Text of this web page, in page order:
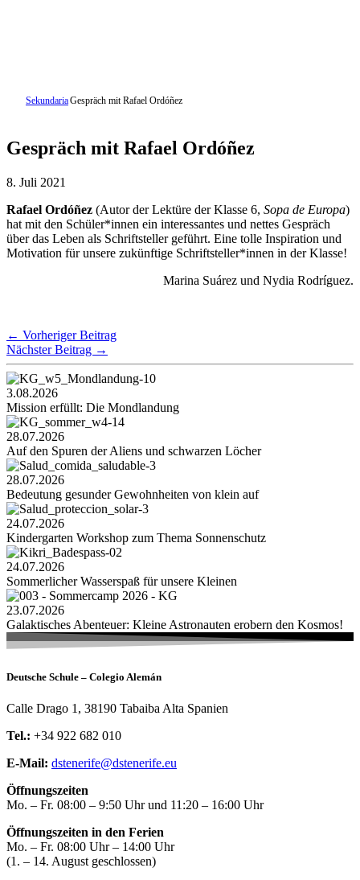
SekundariaGespräch mit Rafael Ordóñez
Gespräch mit Rafael Ordóñez
8. Juli 2021
Rafael Ordóñez (Autor der Lektüre der Klasse 6, Sopa de Europa)
hat mit den Schüler*innen ein interessantes und nettes Gespräch
über das Leben als Schriftsteller geführt. Eine tolle Inspiration und
Motivation für unsere zukünftige Schriftsteller*innen in der Klasse!
Marina Suárez und Nydia Rodríguez.
← Vorheriger Beitrag
Nächster Beitrag →
3.08.2026
Mission erfüllt: Die Mondlandung
28.07.2026
Auf den Spuren der Aliens und schwarzen Löcher
28.07.2026
Bedeutung gesunder Gewohnheiten von klein auf
24.07.2026
Kindergarten Workshop zum Thema Sonnenschutz
24.07.2026
Sommerlicher Wasserspaß für unsere Kleinen
23.07.2026
Galaktisches Abenteuer: Kleine Astronauten erobern den Kosmos!
Deutsche Schule – Colegio Alemán
Calle Drago 1, 38190 Tabaiba Alta Spanien
Tel.: +34 922 682 010
E-Mail: dstenerife@dstenerife.eu
Öffnungszeiten
Mo. – Fr. 08:00 – 9:50 Uhr und 11:20 – 16:00 Uhr
Öffnungszeiten in den Ferien
Mo. – Fr. 08:00 Uhr – 14:00 Uhr
(1. – 14. August geschlossen)